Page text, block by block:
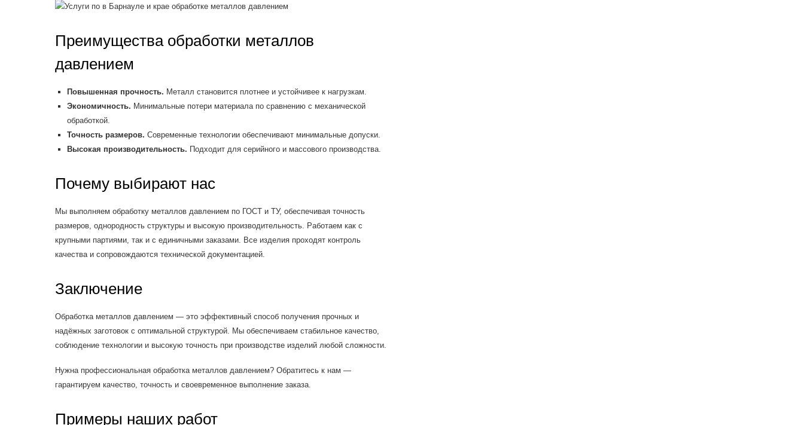
Преимущества обработки металлов
давлением
Повышенная прочность. Металл становится плотнее и устойчивее к нагрузкам.
Экономичность. Минимальные потери материала по сравнению с механической
обработкой.
Точность размеров. Современные технологии обеспечивают минимальные допуски.
Высокая производительность. Подходит для серийного и массового производства.
Почему выбирают нас
Мы выполняем обработку металлов давлением по ГОСТ и ТУ, обеспечивая точность
размеров, однородность структуры и высокую производительность. Работаем как с
крупными партиями, так и с единичными заказами. Все изделия проходят контроль
качества и сопровождаются технической документацией.
Заключение
Обработка металлов давлением — это эффективный способ получения прочных и
надёжных заготовок с оптимальной структурой. Мы обеспечиваем стабильное качество,
соблюдение технологии и высокую точность при производстве изделий любой сложности.
Нужна профессиональная обработка металлов давлением? Обратитесь к нам —
гарантируем качество, точность и своевременное выполнение заказа.
Примеры наших работ